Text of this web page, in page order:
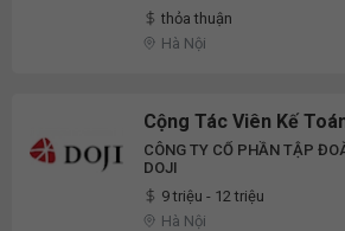
thỏa thuận
Hà Nội
Cộng Tác Viên Kế
CÔNG TY CỔ PHẦN TẬP
DOJI
9 triệu - 12 triệu
Hà Nội